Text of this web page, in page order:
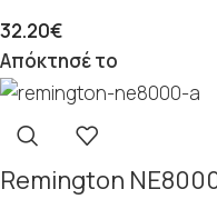
32.20€
Απόκτησέ το
Remington